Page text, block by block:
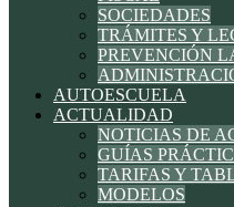
SOCIEDADES
TRÁMITES Y
PREVENCIÓN
AUTOESCUELA
ACTUALIDAD
NOTICIAS DE
GUÍAS
TARIFAS Y
MODELOS